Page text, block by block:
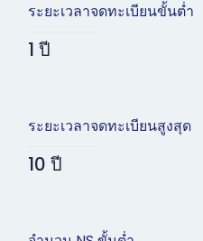
ระยะเวลาจดทะเบียนขั้นต่ำ
1 ปี
ระยะเวลาจดทะเบียนสูงสุด
10 ปี